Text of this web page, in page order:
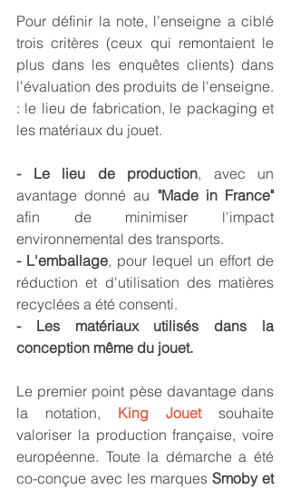
Pour définir la note, l’enseigne a ciblé
trois critères (ceux qui remontaient le
plus dans les enquêtes clients) dans
l'évaluation des produits de l'enseigne.
: le lieu de fabrication, le packaging et
les matériaux du jouet.
- Le lieu de production, avec un
avantage donné au "Made in France"
afin de minimiser l'impact
environnemental des transports.
- L'emballage, pour lequel un effort de
réduction et d'utilisation des matières
recyclées a été consenti.
- Les matériaux utilisés dans la
conception même du jouet.
Le premier point pèse davantage dans
la notation, King Jouet souhaite
valoriser la production française, voire
européenne. Toute la démarche a été
co-conçue avec les marques Smoby et